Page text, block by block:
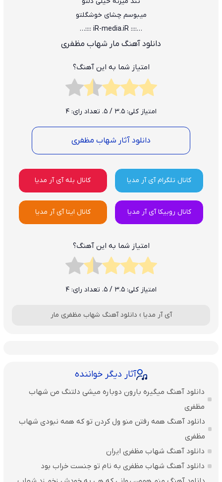
ﻣﻴﺒﻮﺳﻢ ﭼﺸﺎی ﺧﻮﺷﮕﻠﺘﻮ
…:::: iR-media.iR ::::…
دانلود آهنگ مار شهاب مظفری
امتیاز شما به این آهنگ؟
امتیاز کلی: 3.5 / 5. تعداد رای: 4
دانلود آثار شهاب مظفری
کانال تلگرام آی آر مدیا کانال بله آی آر مدیا
کانال روبیکا آی آر مدیا کانال ایتا آی آر مدیا
امتیاز شما به این آهنگ؟
امتیاز کلی: 3.5 / 5. تعداد رای: 4
آی آر مدیا › دانلود آهنگ شهاب مظفری مار
آثار دیگر خواننده
دانلود آهنگ میگیره بارون دوباره میشی دلتنگ من شهاب
مظفری
دانلود آهنگ همه رفتن منو ول کردن تو که همه نبودی شهاب
مظفری
دانلود آهنگ شهاب مظفری ایران
دانلود آهنگ شهاب مظفری به نام تو جنست خراب بود